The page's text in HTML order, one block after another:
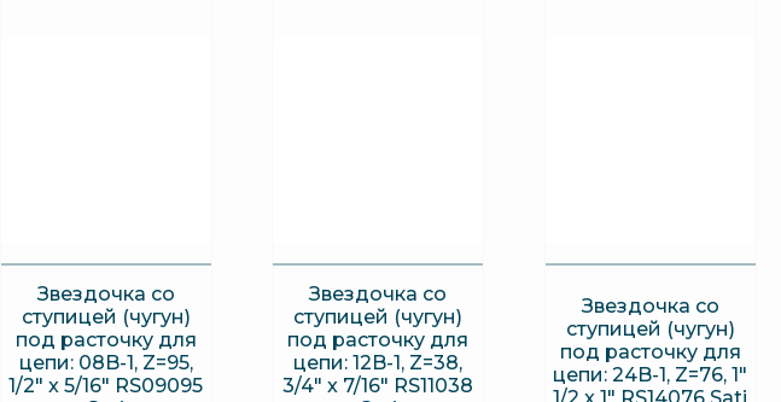
Звездочка со
ступицей (чугун)
под расточку для
цепи: 08B-1, Z=95,
1/2″ x 5/16″ RS09095
Звездочка со
ступицей (чугун)
под расточку для
цепи: 12B-1, Z=38,
3/4″ x 7/16″ RS11038
Звездочка со
ступицей (чугун)
под расточку для
цепи: 24B-1, Z=76, 1″